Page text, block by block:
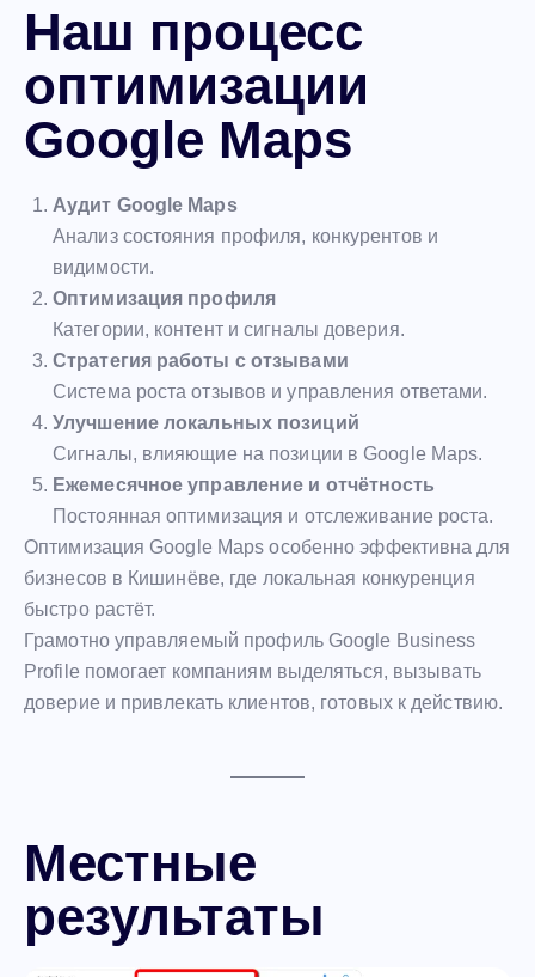
Наш процесс
оптимизации
Google Maps
Аудит Google Maps
Анализ состояния профиля, конкурентов и
видимости.
Оптимизация профиля
Категории, контент и сигналы доверия.
Стратегия работы с отзывами
Система роста отзывов и управления ответами.
Улучшение локальных позиций
Сигналы, влияющие на позиции в Google Maps.
Ежемесячное управление и отчётность
Постоянная оптимизация и отслеживание роста.
Оптимизация Google Maps особенно эффективна для
бизнесов в Кишинёве, где локальная конкуренция
быстро растёт.
Грамотно управляемый профиль Google Business
Profile помогает компаниям выделяться, вызывать
доверие и привлекать клиентов, готовых к действию.
Местные
результаты